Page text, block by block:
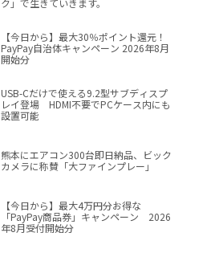
ク」で生きていきます。
【今日から】最大30％ポイント還元！
PayPay自治体キャンペーン 2026年8月
開始分
USB-Cだけで使える9.2型サブディスプ
レイ登場 HDMI不要でPCケース内にも
設置可能
熊本にエアコン300台即日納品、ビック
カメラに称賛「大ファインプレー」
【今日から】最大4万円分お得な
「PayPay商品券」キャンペーン 2026
年8月受付開始分